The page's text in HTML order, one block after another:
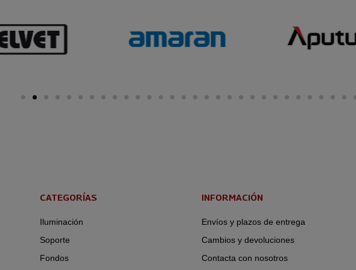
CATEGORÍAS
Iluminación
Soporte
Fondos
INFORMACIÓN
Envíos y plazos de entrega
Cambios y devoluciones
Contacta con nosotros